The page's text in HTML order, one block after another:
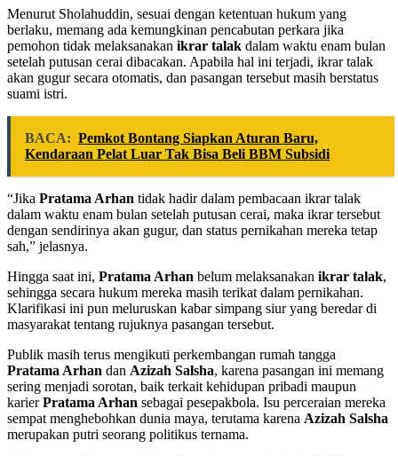
Menurut Sholahuddin, sesuai dengan ketentuan hukum yang
berlaku, memang ada kemungkinan pencabutan perkara jika
pemohon tidak melaksanakan ikrar talak dalam waktu enam bulan
setelah putusan cerai dibacakan. Apabila hal ini terjadi, ikrar talak
akan gugur secara otomatis, dan pasangan tersebut masih berstatus
suami istri.
BACA: Pemkot Bontang Siapkan Aturan Baru,
Kendaraan Pelat Luar Tak Bisa Beli BBM Subsidi
“Jika Pratama Arhan tidak hadir dalam pembacaan ikrar talak
dalam waktu enam bulan setelah putusan cerai, maka ikrar tersebut
dengan sendirinya akan gugur, dan status pernikahan mereka tetap
sah,” jelasnya.
Hingga saat ini, Pratama Arhan belum melaksanakan ikrar talak,
sehingga secara hukum mereka masih terikat dalam pernikahan.
Klarifikasi ini pun meluruskan kabar simpang siur yang beredar di
masyarakat tentang rujuknya pasangan tersebut.
Publik masih terus mengikuti perkembangan rumah tangga
Pratama Arhan dan Azizah Salsha, karena pasangan ini memang
sering menjadi sorotan, baik terkait kehidupan pribadi maupun
karierPratama Arhan sebagai pesepakbola. Isu perceraian mereka
sempat menghebohkan dunia maya, terutama karena Azizah Salsha
merupakan putri seorang politikus ternama.